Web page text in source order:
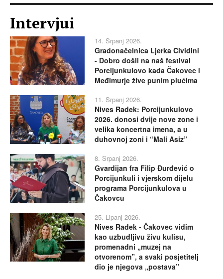
Intervjui
14. Srpanj 2026.
Gradonačelnica Ljerka Cividini
- Dobro došli na naš festival
Porcijunkulovo kada Čakovec i
Međimurje žive punim plućima
11. Srpanj 2026.
Nives Radek: Porcijunkulovo
2026. donosi dvije nove zone i
velika koncertna imena, a u
duhovnoj zoni i “Mali Asiz”
8. Srpanj 2026.
Gvardijan fra Filip Đurđević o
Porcijunkuli i vjerskom dijelu
programa Porcijunkulova u
Čakovcu
25. Lipanj 2026.
Nives Radek - Čakovec vidim
kao uzbudljivu živu kulisu,
promenadni „muzej na
otvorenom”, a svaki posjetitelj
dio je njegova „postava”